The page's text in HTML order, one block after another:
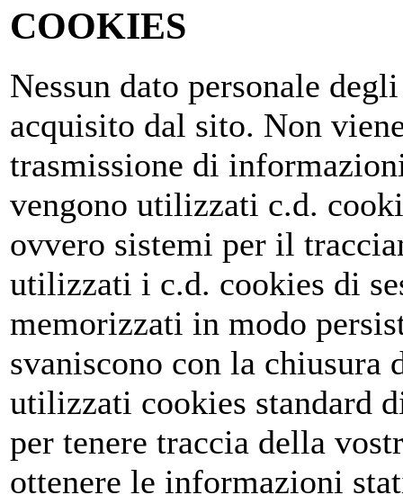
COOKIES
Nessun dato personale
acquisito dal sito. Non
trasmissione di
vengono utilizzati c.d.
ovvero sistemi per il
utilizzati i c.d. cookies di
memorizzati in modo
svaniscono con la chiusura
utilizzati cookies standard
per tenere traccia della
ottenere le informazioni